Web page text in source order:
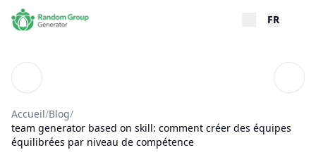
FR
Blog
Accueil/Blog/
team generator based on skill: comment créer des équipes
équilibrées par niveau de compétence